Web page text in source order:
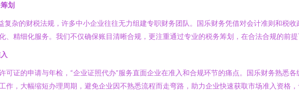
划
复杂的财税法规，许多中小企业往往无力组建专职财务团队。国乐财务凭借对会计准则和税
、精细化服务。我们不仅确保账目清晰合规，更注重通过专业的税务筹划，在合法合规的前
可证的申请与年检，“企业证照代办”服务直面企业在准入和合规环节的痛点。国乐财务熟悉
作，大幅缩短办理周期，避免企业因不熟悉流程而走弯路，助力企业快速获取市场准入资格，